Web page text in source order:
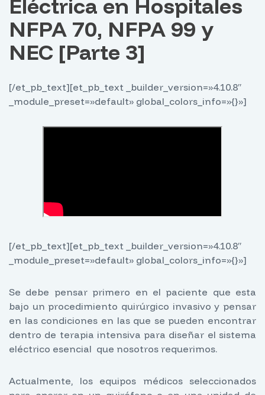
Eléctrica en Hospitales
NFPA 70, NFPA 99 y
NEC [Parte 3]
[/et_pb_text][et_pb_text _builder_version=»4.10.8″
_module_preset=»default» global_colors_info=»{}»]
[/et_pb_text][et_pb_text _builder_version=»4.10.8″
_module_preset=»default» global_colors_info=»{}»]
Se debe pensar primero en el paciente que esta
bajo un procedimiento quirúrgico invasivo y pensar
en las condiciones en las que se pueden encontrar
dentro de terapia intensiva para diseñar el sistema
eléctrico esencial que nosotros requerimos.
Actualmente, los equipos médicos seleccionados